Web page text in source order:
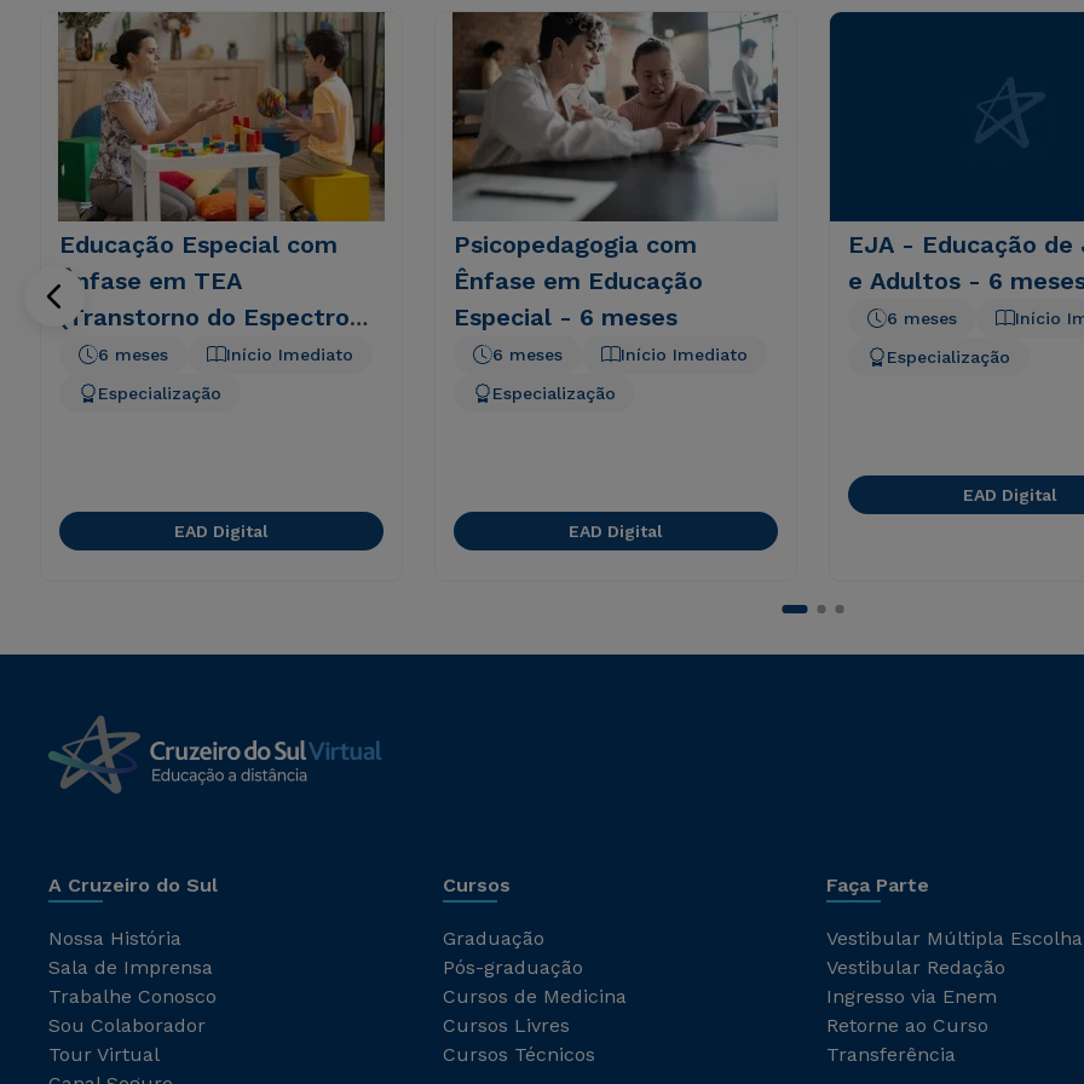
Educação Especial com
Ênfase em TEA
(Transtorno do Espectro
Autista) - 6 mesesInício Imediato
6 meses
Especialização
EAD Digital
Psicopedagogia com
Ênfase em Educação
Especial - 6 meses
Início Imediato
6 meses
Especialização
EAD Digital
EJA - Educação de
e Adultos - 6
Início
6 meses
Especialização
EAD Digital
A Cruzeiro do Sul
Nossa História
Sala de Imprensa
Trabalhe Conosco
Sou Colaborador
Tour Virtual
Cursos
Graduação
Pós-graduação
Cursos de Medicina
Cursos Livres
Cursos Técnicos
Faça Parte
Vestibular Múltipla Escolha
Vestibular Redação
Ingresso via Enem
Retorne ao Curso
Transferência